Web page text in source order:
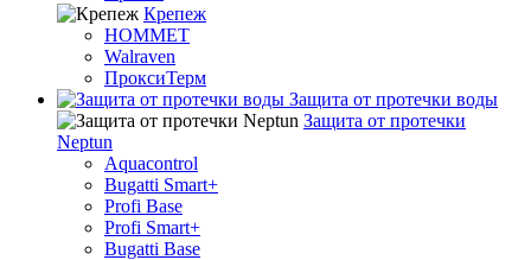
Крепеж
HOMMET
Walraven
ПроксиТерм
Защита от протечки воды
Защита от протечки
Neptun
Aquacontrol
Bugatti Smart+
Profi Base
Profi Smart+
Bugatti Base